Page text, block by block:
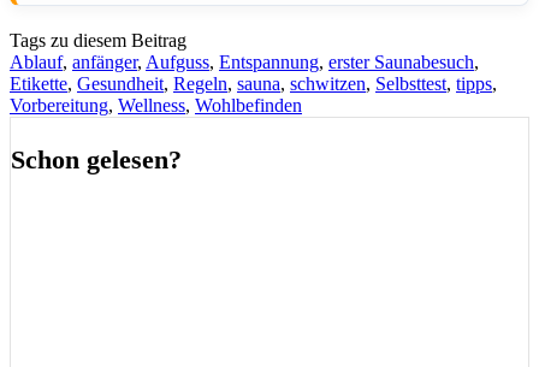
Tags zu diesem Beitrag
Ablauf, anfänger, Aufguss, Entspannung, erster Saunabesuch,
Etikette, Gesundheit, Regeln, sauna, schwitzen, Selbsttest, tipps,
Vorbereitung, Wellness, Wohlbefinden
Schon gelesen?